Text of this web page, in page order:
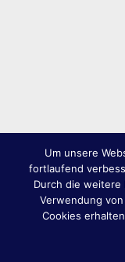
Um unsere
fortlaufend
Durch die weitere
Verwendung
Cookies